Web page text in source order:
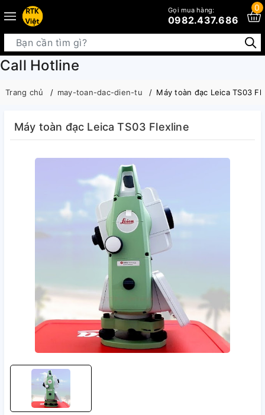
Gọi mua hàng:
0982.437.686
0
Call Hotline
Trang chủ may-toan-dac-dien-tu Máy toàn đạc Leica TS03
Máy toàn đạc Leica TS03 Flexline